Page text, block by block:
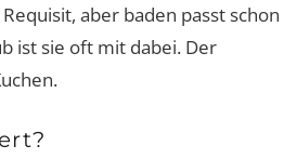
aber baden passt
ist sie oft mit dabei. Der